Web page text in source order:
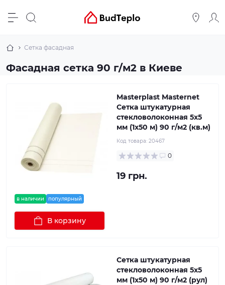
Сетка фасадная
Фасадная сетка 90 г/м2 в Киеве
в наличии популярный
Masterplast Masternet
Сетка штукатурная
стекловолоконная 5x5
мм (1x50 м) 90 г/м2 (кв.м)
Код товара: 20467
0
19 грн.
В корзину
Сетка штукатурная
стекловолоконная 5x5
мм (1x50 м) 90 г/м2 (рул)